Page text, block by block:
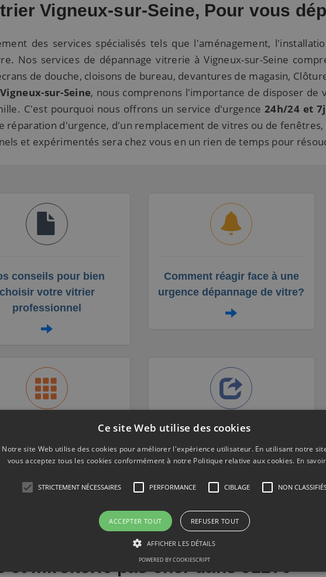
Vigneux-sur-Seine, Pour vous
des services spécialisés tels que l'aménagement,
Nos services de dépannage vitrerie à Vigneux-sur-Seine
de douche, cloisons de bureau, devantures de magasin,
sur-Seine, nous comprenons l'importance de disposer
C'est pourquoi nous offrons un service d'urgence24h/24 et
réparation d'urgence, d'un remplacement de vitres ou de
et expérimentés sera chez vous en un rien de temps pour
conseils pour bien
choisir votre vitrier
professionnel
Comment réagir face à une
urgence dépannage de vitre?
se fair avoir
d'un vitrier professionnel ?
et miroiterie pas cher dans 91270
Ce site Web utilise des cookies
Notre site Web utilise des cookies pour améliorer l'expérience utilisateur. En utilisant notre
vous acceptez tous les cookies conformément à notre Politique relative aux cookies. En
STRICTEMENT NÉCESSAIRES PERFORMANCE CIBLAGE NON
ACCEPTER TOUT REFUSER TOUT
AFFICHER LES DÉTAILS
POWERED BY COOKIESCRIPT